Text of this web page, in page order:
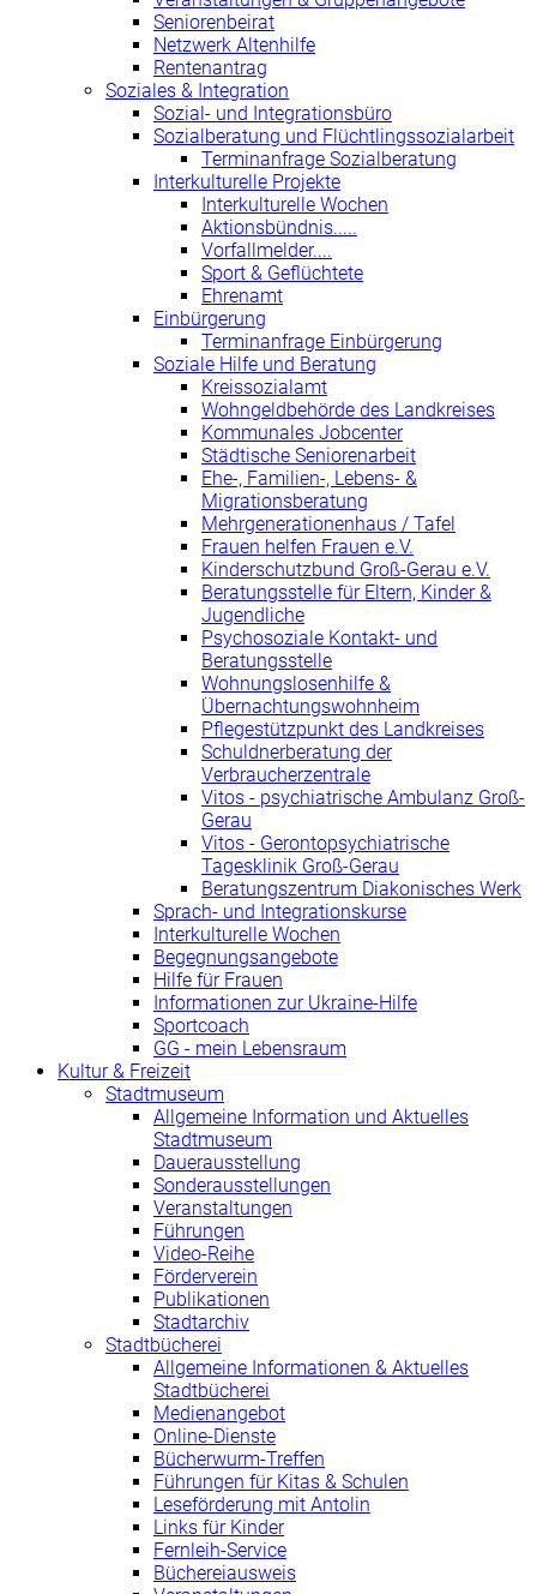
Seniorenbeirat
Netzwerk Altenhilfe
Rentenantrag
Soziales & Integration
Sozial- und Integrationsbüro
Sozialberatung und Flüchtlingssozialarbeit
Terminanfrage Sozialberatung
Interkulturelle Projekte
Interkulturelle Wochen
Aktionsbündnis.....
Vorfallmelder....
Sport & Geflüchtete
Ehrenamt
Einbürgerung
Terminanfrage Einbürgerung
Soziale Hilfe und Beratung
Kreissozialamt
Wohngeldbehörde des Landkreises
Kommunales Jobcenter
Städtische Seniorenarbeit
Ehe-, Familien-, Lebens- &
Migrationsberatung
Mehrgenerationenhaus / Tafel
Frauen helfen Frauen e.V.
Kinderschutzbund Groß-Gerau e.V.
Beratungsstelle für Eltern, Kinder &
Jugendliche
Psychosoziale Kontakt- und
Beratungsstelle
Wohnungslosenhilfe &
Übernachtungswohnheim
Pflegestützpunkt des Landkreises
Schuldnerberatung der
Verbraucherzentrale
Vitos - psychiatrische Ambulanz Groß-
Gerau
Vitos - Gerontopsychiatrische
Tagesklinik Groß-Gerau
Beratungszentrum Diakonisches Werk
Sprach- und Integrationskurse
Interkulturelle Wochen
Begegnungsangebote
Hilfe für Frauen
Informationen zur Ukraine-Hilfe
Sportcoach
GG - mein Lebensraum
Kultur & Freizeit
Stadtmuseum
Allgemeine Information und Aktuelles
Stadtmuseum
Dauerausstellung
Sonderausstellungen
Veranstaltungen
Führungen
Video-Reihe
Förderverein
Publikationen
Stadtarchiv
Stadtbücherei
Allgemeine Informationen & Aktuelles
Stadtbücherei
Medienangebot
Online-Dienste
Bücherwurm-Treffen
Führungen für Kitas & Schulen
Leseförderung mit Antolin
Links für Kinder
Fernleih-Service
Büchereiausweis